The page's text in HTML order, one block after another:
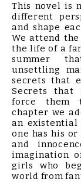
This novel is
different
and shape
We attend
the life of a
summer
unsettling
secrets that
Secrets that
force them
chapter we
an existential
one has his
and
imagination
girls who
world from